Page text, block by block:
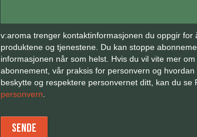
v:aroma trenger kontaktinformasjonen du oppgir for
produktene og tjenestene. Du kan stoppe
informasjonen når som helst. Hvis du vil vite mer
abonnement, vår praksis for personvern og hvordan
beskytte og respektere personvernet ditt, kan du se
personvern